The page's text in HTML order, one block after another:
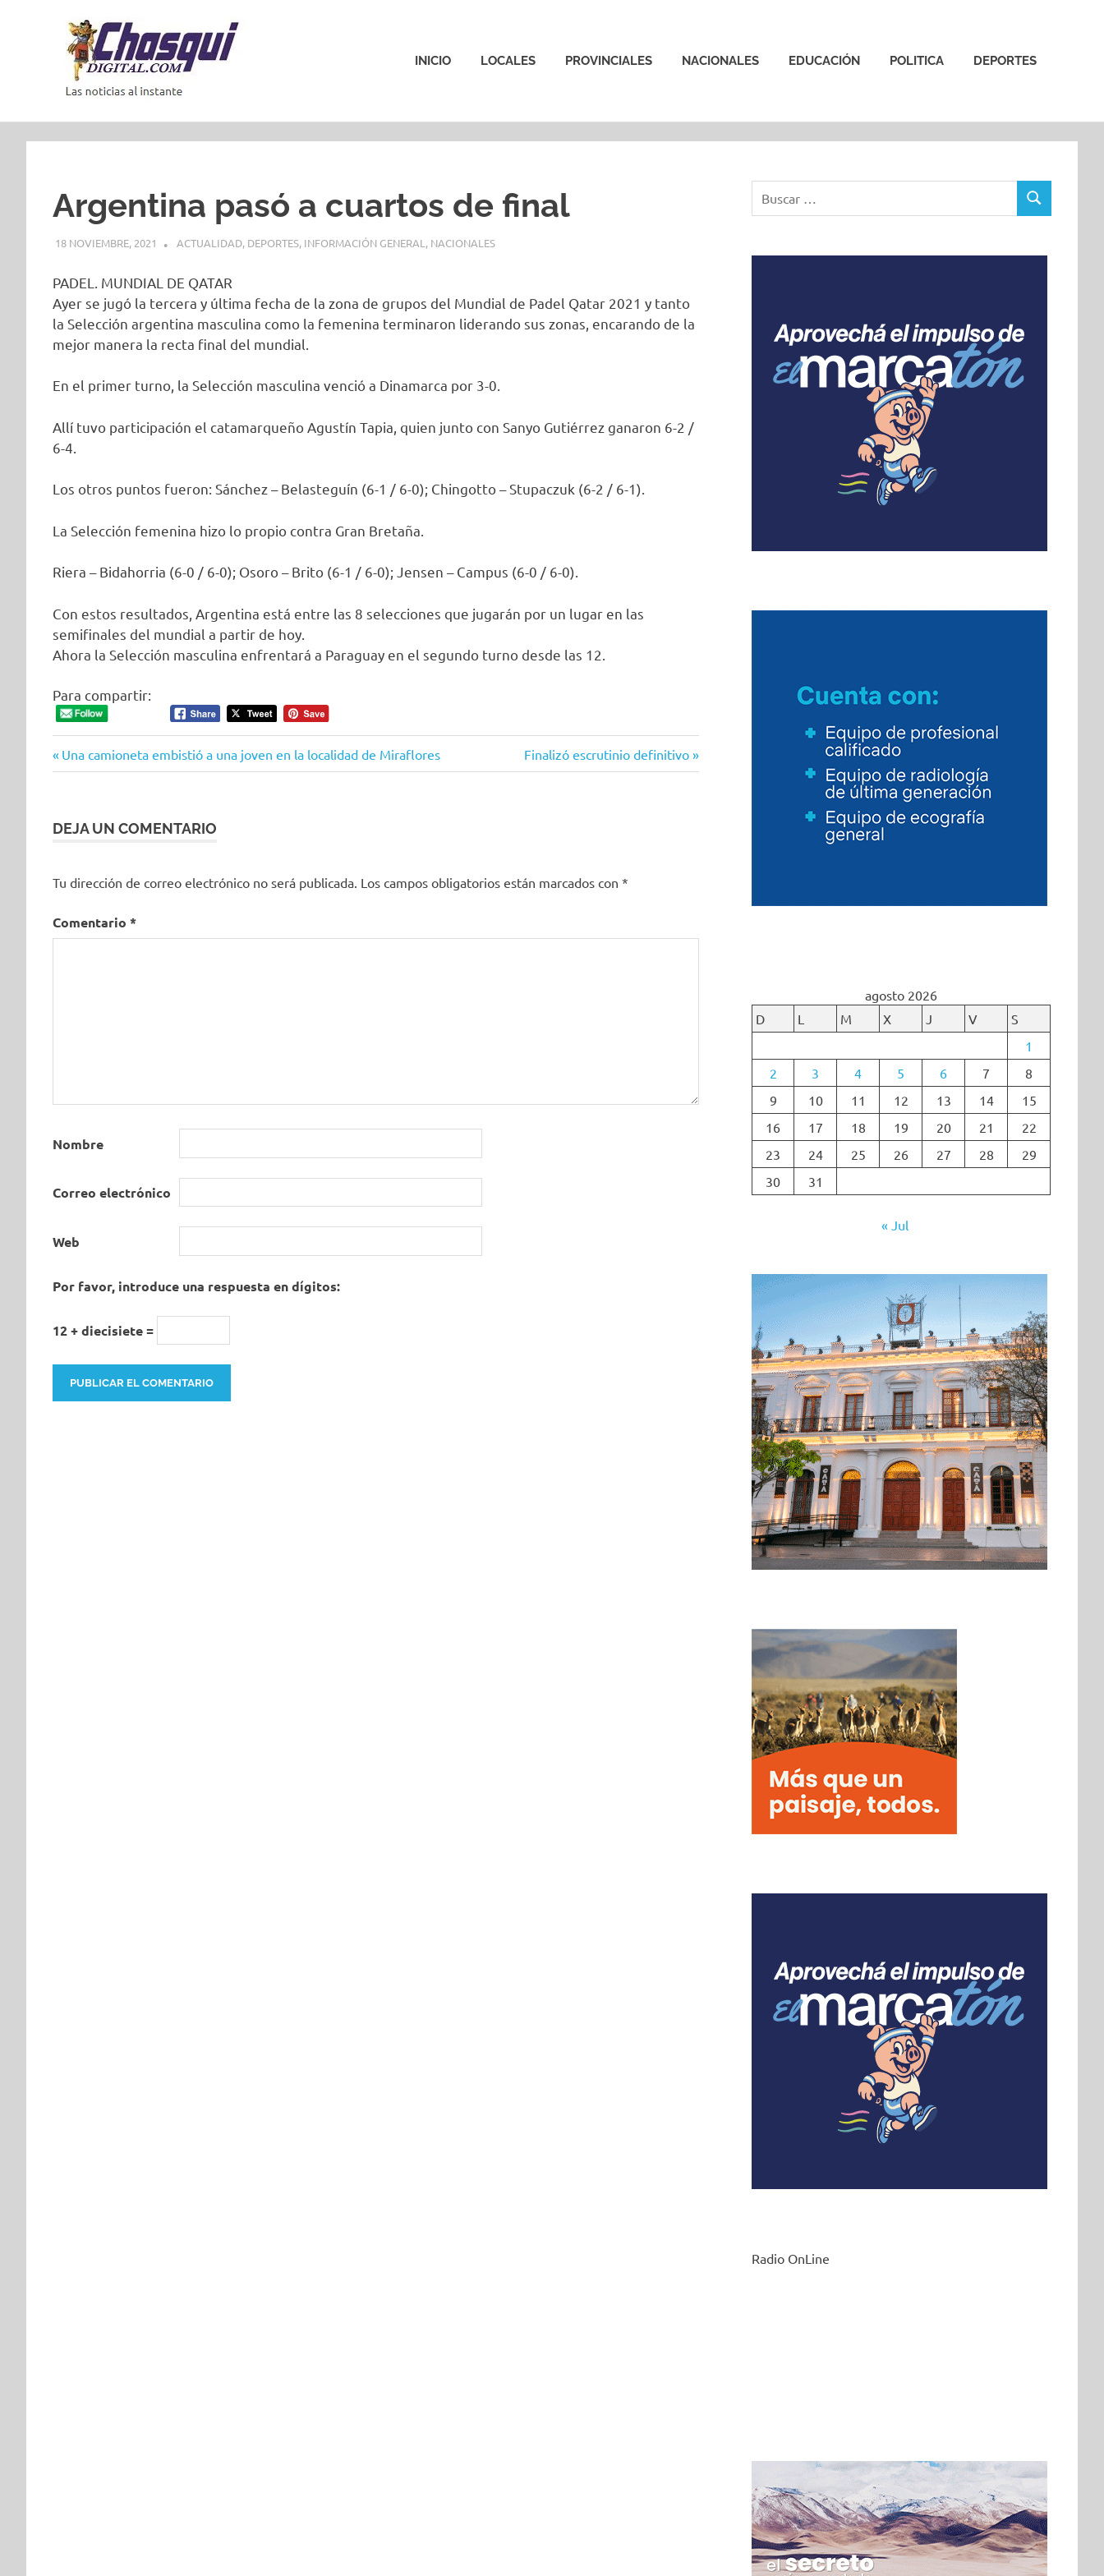
INICIO LOCALES PROVINCIALES NACIONALES EDUCACIÓN POLITICA DEPORTES
Argentina pasó a cuartos de final
18 NOVIEMBRE, 2021 ACTUALIDAD, DEPORTES, INFORMACIÓN GENERAL , NACIONALES
PADEL. MUNDIAL DE QATAR
Ayer se jugó la tercera y última fecha de la zona de grupos del Mundial de Padel Qatar 2021 y tanto
la Selección argentina masculina como la femenina terminaron liderando sus zonas, encarando de la
mejor manera la recta final del mundial.
En el primer turno, la Selección masculina venció a Dinamarca por 3-0.
Allí tuvo participación el catamarqueño Agustín Tapia, quien junto con Sanyo Gutiérrez ganaron 6-2 /
6-4.
Los otros puntos fueron: Sánchez – Belasteguín (6-1 / 6-0); Chingotto – Stupaczuk (6-2 / 6-1).
La Selección femenina hizo lo propio contra Gran Bretaña.
Riera – Bidahorria (6-0 / 6-0); Osoro – Brito (6-1 / 6-0); Jensen – Campus (6-0 / 6-0).
Con estos resultados, Argentina está entre las 8 selecciones que jugarán por un lugar en las
semifinales del mundial a partir de hoy.
Ahora la Selección masculina enfrentará a Paraguay en el segundo turno desde las 12.
Para compartir:
Navegación
entradas
Entrada
anterior:
Una camioneta embistió a una joven en la localidad de Miraflores
Siguiente
entrada:
Finalizó escrutinio definitivo
DEJA UN COMENTARIO
Tu dirección de correo electrónico no será publicada. Los campos obligatorios están marcados con *
Comentario *
Nombre
Correo electrónico
Web
Por favor, introduce una respuesta en dígitos:
12 + diecisiete =
BUSCAR
agosto 2026
D
L M X J V
S
1
2
3 4 5 6 7
8
9
10 11 12 13 14
15
16
17 18 19 20 21
22
23
24 25 26 27 28
29
30
31
« Jul
Radio OnLine